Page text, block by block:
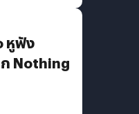
หูฟัง
Nothing